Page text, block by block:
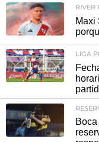
RIVER
Maxi
LIGA